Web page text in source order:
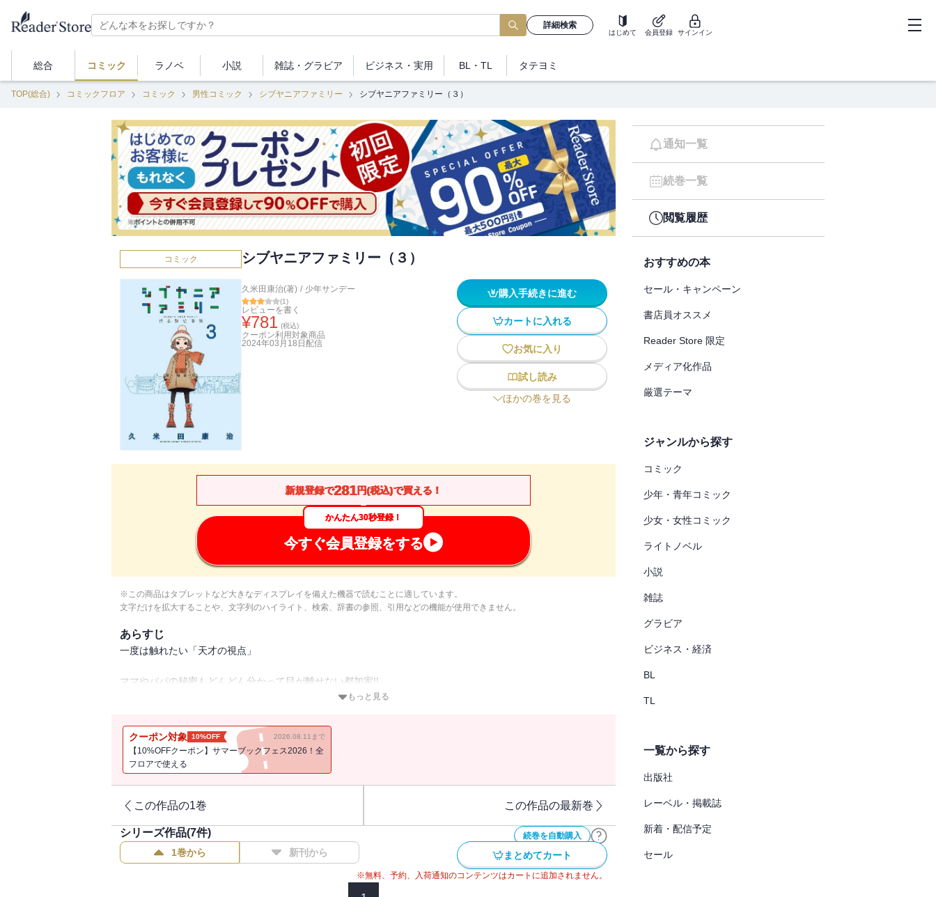
詳細検索
はじめて 会員登録 サインイン
総合 コミック ラノベ 小説 雑誌・ グラビア ビジネス ・実用 BL・TL タテヨミ
TOP(総合) コミックフロア コミック 男性コミック シブヤニアファミリー シブヤニアファミリー（３）
コミック シブヤニアファミリー（３）
久米田康治(著) / 少年サンデー
(1)
レビューを書く
¥781 (税込)
クーポン利用対象商品
2024年03月18日 配信
購入手続きに進む
カートに入れる
お気に入り
試し読み
ほかの巻を見る
新規登録で281 円(税込)で買える！
かんたん30秒登録！
今すぐ会員登録をする
※この商品はタブレットなど大きなディスプレイを備えた機器で読むことに適しています。
文字だけを拡大することや、文字列のハイライト、検索、辞書の参照、引用などの機能が使用できません。
あらすじ
一度は触れたい「天才の視点」
ママやパパの秘密もどんどん分かって目が離せない都加家!!
相変わらず天才クメタ御大の視点は予測不可能で面白い。
「いいな漬け」
「鍋奉行不足」
「三択老師」
「比の用心」
「あの忍者は三流」
「一番タイパがいいのは走馬灯」
もっと見る
クーポン対象 10%OFF 2026.08.11まで
【10%OFFクーポン】サマーブックフェス2026！全
フロアで使える
この作品の1巻 この作品の最新巻
続巻を自動購入
シリーズ作品(7件)
1巻から 新刊から まとめてカート
※無料、予約、入荷通知のコンテンツはカートに追加されません。
通知一覧
続巻一覧
閲覧履歴
おすすめの本
セール・キャンペーン
書店員オススメ
Reader Store 限定
メディア化作品
厳選テーマ
ジャンルから探す
コミック
少年・青年コミック
少女・女性コミック
ライトノベル
小説
雑誌
グラビア
ビジネス・経済
BL
TL
一覧から探す
出版社
レーベル・掲載誌
新着・配信予定
セール